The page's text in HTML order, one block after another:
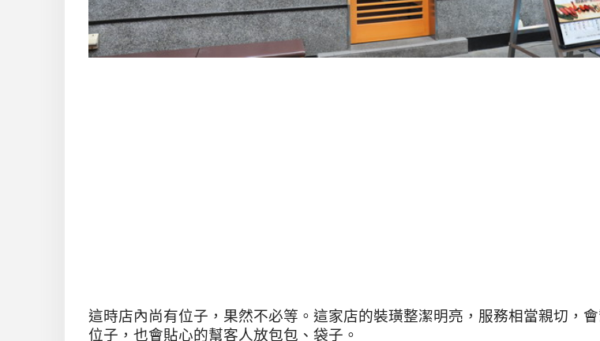
這時店內尚有位子，果然不必等。這家店的裝璜整潔明亮，服務相當親切，
位子，也會貼心的幫客人放包包、袋子。